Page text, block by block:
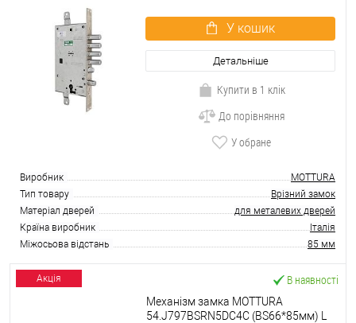
У кошик
Детальніше
Купити в 1 клік
До порівняння
У обране
Виробник
MOTTURA
Тип товару
Врізний замок
Матеріал дверей
для металевих дверей
Країна виробник
Італія
Міжосьова відстань
85 мм
Акція В наявності
Механізм замка MOTTURA
54.J797BSRN5DC4C (BS66*85мм) L